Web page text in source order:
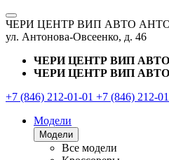
ЧЕРИ ЦЕНТР ВИП АВТО
ул. Антонова-Овсеенко, д. 46
ЧЕРИ ЦЕНТР ВИП
ЧЕРИ ЦЕНТР ВИП
+7 (846) 212-01-01 +7 (846) 212-
Модели
Модели
Все модели